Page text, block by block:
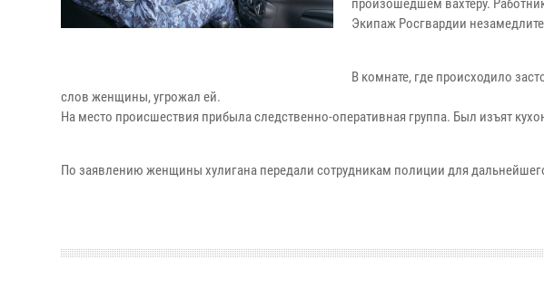
произошедшем вахтеру.
Экипаж Росгвардии
В комнате, где происходило
слов женщины, угрожал ей.
На место происшествия прибыла следственно-оперативная группа. Был изъят
По заявлению женщины хулигана передали сотрудникам полиции для